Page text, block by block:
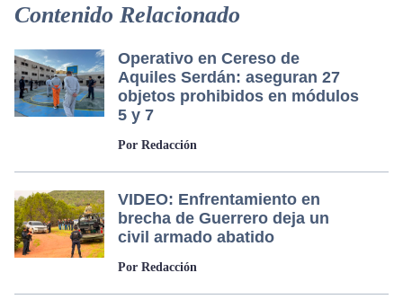
Contenido Relacionado
Operativo en Cereso de
Aquiles Serdán: aseguran 27
objetos prohibidos en módulos
5 y 7
Por Redacción
VIDEO: Enfrentamiento en
brecha de Guerrero deja un
civil armado abatido
Por Redacción